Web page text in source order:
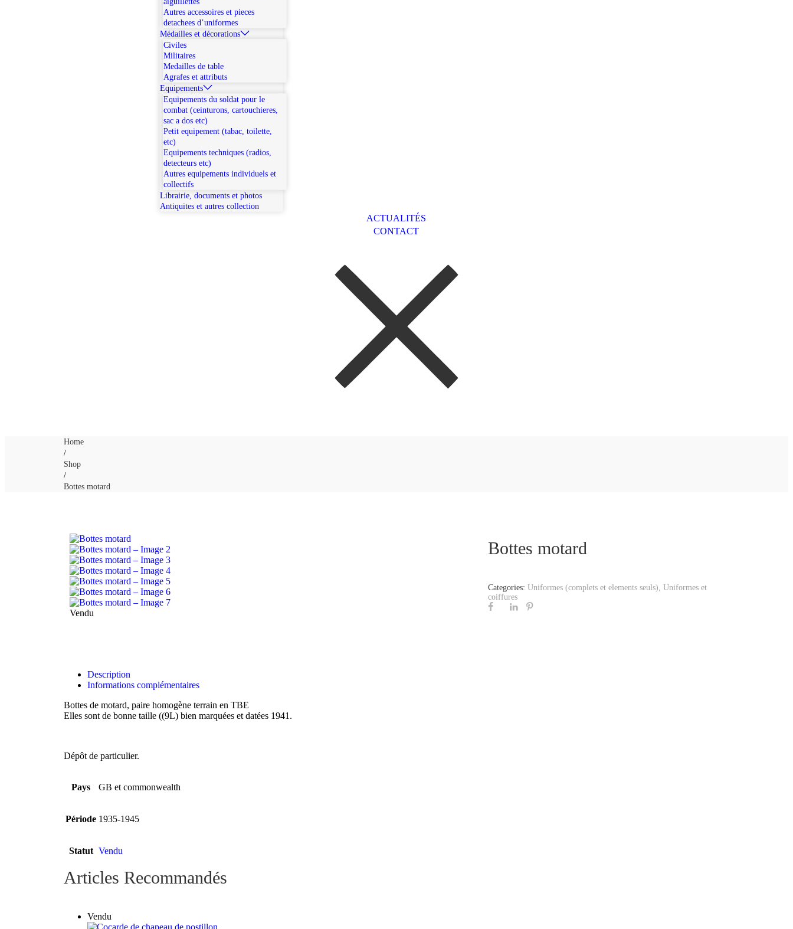
Autres accessoires et pieces
detachees d’uniformes
Médailles et décorations
Civiles
Militaires
Medailles de table
Agrafes et attributs
Equipements
Equipements du soldat pour le
combat (ceinturons, cartouchieres,
sac a dos etc)
Petit equipement (tabac, toilette,
etc)
Equipements techniques (radios,
detecteurs etc)
Autres equipements individuels et
collectifs
Librairie, documents et photos
Antiquites et autres collection
ACTUALITÉS
CONTACT
Home
/
Shop
/
Bottes motard
Vendu
Bottes motard
Categories: Uniformes (complets et elements seuls),Uniformes et
coiffures
Description
Informations complémentaires
Bottes de motard, paire homogène terrain en TBE
Elles sont de bonne taille ((9L) bien marquées et datées 1941.
Dépôt de particulier.
Pays GB et commonwealth
Période 1935-1945
Statut Vendu
Articles Recommandés
Vendu